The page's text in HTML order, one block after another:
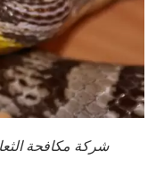
شركة مكافحة